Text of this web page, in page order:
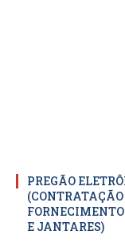
PREGÃO
E JANTARES)